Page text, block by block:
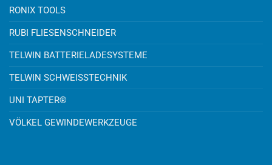
RONIX TOOLS
RUBI FLIESENSCHNEIDER
TELWIN BATTERIELADESYSTEME
TELWIN SCHWEISSTECHNIK
UNI TAPTER®
VÖLKEL GEWINDEWERKZEUGE